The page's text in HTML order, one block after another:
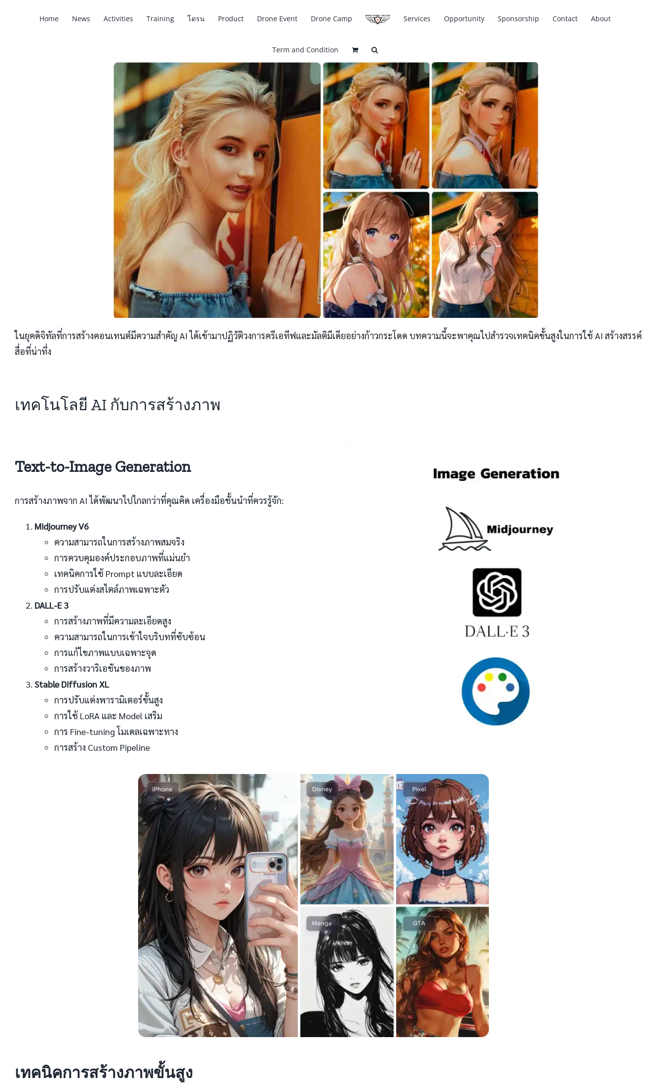
Home News Activities Training โดรน Product Drone Event Drone Camp Services Opportunity Sponsorship Contact About
Term and Condition
ในยุคดิจิทัลที่การสร้างคอนเทนต์มีความสำคัญ AI ได้เข้ามาปฏิวัติวงการครีเอทีฟและมัลติมีเดียอย่างก้าวกระโดด บทความนี้จะพาคุณไปสำรวจเทคนิคขั้นสูงในการใช้ AI สร้างสรรค์
สื่อที่น่าทึ่ง
เทคโนโลยี AI กับการสร้างภาพ
Text-to-Image Generation
การสร้างภาพจาก AI ได้พัฒนาไปไกลกว่าที่คุณคิด เครื่องมือชั้นนำที่ควรรู้จัก:
Midjourney V6
ความสามารถในการสร้างภาพสมจริง
การควบคุมองค์ประกอบภาพที่แม่นยำ
เทคนิคการใช้ Prompt แบบละเอียด
การปรับแต่งสไตล์ภาพเฉพาะตัว
DALL-E 3
การสร้างภาพที่มีความละเอียดสูง
ความสามารถในการเข้าใจบริบทที่ซับซ้อน
การแก้ไขภาพแบบเฉพาะจุด
การสร้างวาริเอชันของภาพ
Stable Diffusion XL
การปรับแต่งพารามิเตอร์ขั้นสูง
การใช้ LoRA และ Model เสริม
การ Fine-tuning โมเดลเฉพาะทาง
การสร้าง Custom Pipeline
เทคนิคการสร้างภาพขั้นสูง